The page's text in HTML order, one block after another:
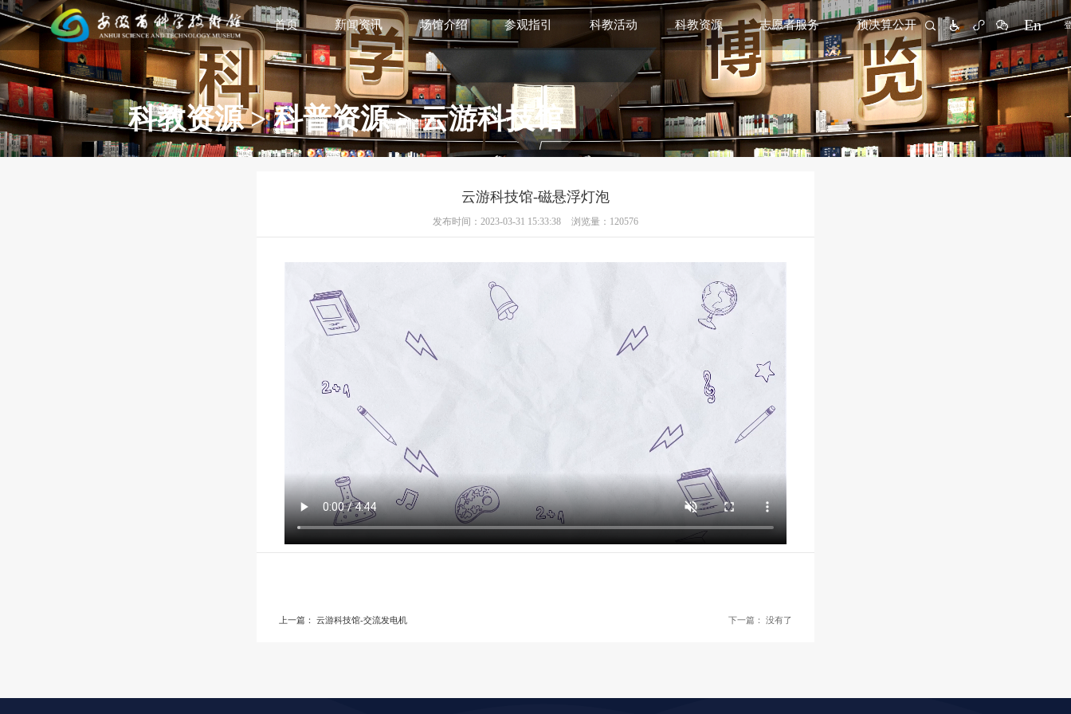
首页 新闻资讯 场馆介绍 参观指引 科教活动 科教资源 志愿者服务 预决算公开 En
科教资源>科普资源>云游科技馆
云游科技馆-磁悬浮灯泡
发布时间：2023-03-31 15:33:38 浏览量： 120576
上一篇： 云游科技馆-交流发电机 下一篇： 没有了